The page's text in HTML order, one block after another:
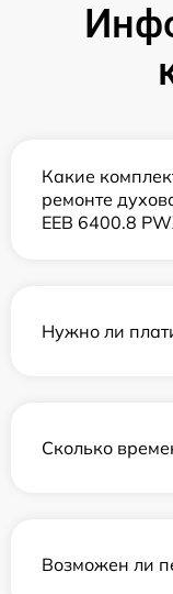
Какие
ремонте
EEB 6400.8
Нужно ли
Сколько
Возможен ли